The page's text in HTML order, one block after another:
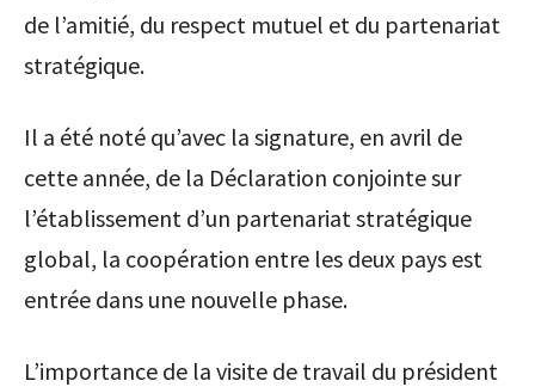
de l’amitié, du respect mutuel et du partenariat
stratégique.
Il a été noté qu’avec la signature, en avril de
cette année, de la Déclaration conjointe sur
l’établissement d’un partenariat stratégique
global, la coopération entre les deux pays est
entrée dans une nouvelle phase.
L’importance de la visite de travail du président